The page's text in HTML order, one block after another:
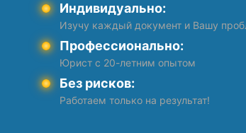
Индивидуально:
Изучу каждый документ и Вашу
Профессионально:
Юрист с 20-летним опытом
Без рисков:
Работаем только на результат!